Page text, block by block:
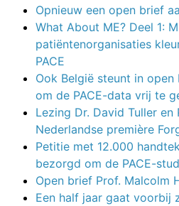
Opnieuw een open brief
What About ME? Deel 1:
patiëntenorganisaties
PACE
Ook België steunt in
om de PACE-data vrij te
Lezing Dr. David Tuller
Nederlandse première
Petitie met 12.000
bezorgd om de PACE-
Open brief Prof. Malcolm
Een half jaar gaat voorbij